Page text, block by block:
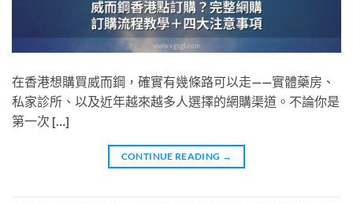
在香港想購買威而鋼，確實有幾條路可以走——實體藥房、
私家診所、以及近年越來越多人選擇的網購渠道。不論你是
第一次 […]
CONTINUE READING →